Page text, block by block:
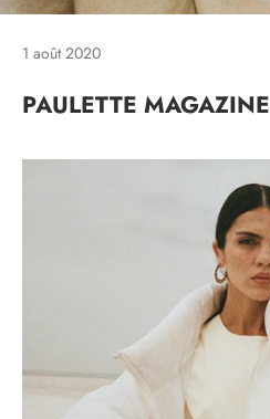
1 août 2020
PAULETTE MAGAZINE